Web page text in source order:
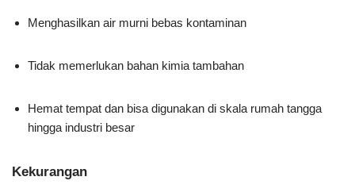
Menghasilkan air murni bebas kontaminan
Tidak memerlukan bahan kimia tambahan
Hemat tempat dan bisa digunakan di skala rumah tangga
hingga industri besar
Kekurangan